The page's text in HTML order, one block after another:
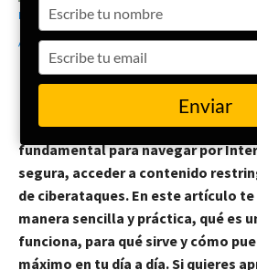
Rubén Asenjo
E
n un mundo cada vez
proteger tu privacidad y
se ha convertido en una
o Red Privada Virtual,
fundamental para navegar por
segura, acceder a contenido
de ciberataques. En este artículo
manera sencilla y práctica, qué es
funciona, para qué sirve y cómo
máximo en tu día a día. Si quieres
your
name
your
email
Enviar